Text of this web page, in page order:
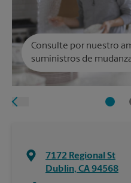
Consulte por nuestro
suministros de
7172 Regional St
Dublin, CA94568